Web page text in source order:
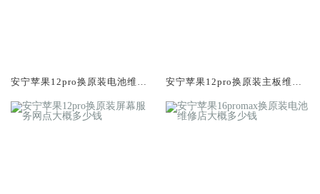
安宁苹果12pro换原装电池维修
安宁苹果12pro换原装主板维修